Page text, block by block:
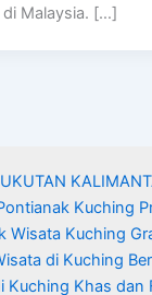
di Malaysia. […]
Kuching
Wisata Kuching
di Kuching
Kuching Khas dan